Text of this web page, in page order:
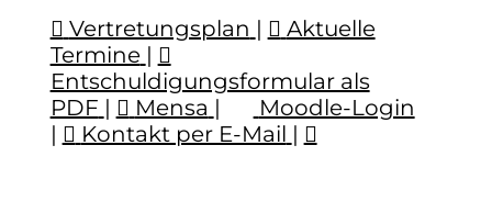
Vertretungsplan |
Aktuelle
Termine |
Entschuldigungsformular als
PDF | Mensa |
Moodle-Login
|
Kontakt per E-Mail |